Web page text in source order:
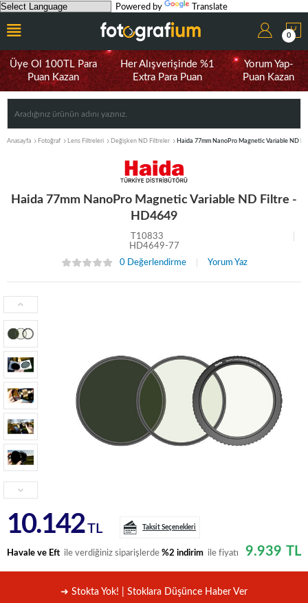
Powered by Translate
0
Üye Ol 100TL Para
Puan Kazan
Her Alışverişinde %1
Extra Para Puan
Yorum Yap-
Puan Kazan
Anasayfa Fotoğraf Lens Filtreleri Değişken ND Filtreler Haida 77mm NanoPro Magnetic Variable ND
Haida 77mm NanoPro Magnetic Variable ND Filtre -
HD4649
T10833
HD4649-77
0 Değerlendirme
Yorum Yaz
10.142TL Taksit Seçenekleri
Havale ve Eft ile verdiğiniz siparişlerde %2 indirim ile fiyatı 9.939 TL
➜ Stokta Yok! | Stoklara Düşünce Haber Ver